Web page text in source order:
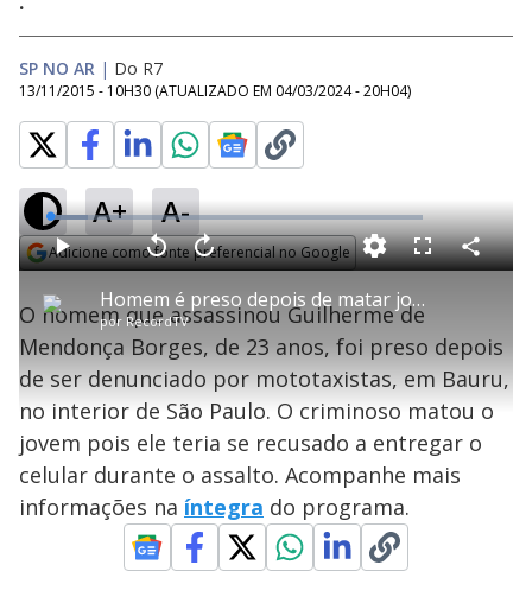
SP NO AR | Do R7
13/11/2015 - 10H30 (ATUALIZADO EM 04/03/2024 - 20H04)
A+ A-
Adicione como fonte preferencial no Google
P
l
a
y
Homem é preso depois de matar jovem durante assalto em Bauru (SP)
por RecordTV
P V
t
a
r
0
e
g
n
d
s
A
n
ç
a
1
0
s
e
u
n
o
L
o
a
d
e
0
.
2
8
F
l
s
c
e
n
C
o
i
l
a
O homem que assassinou Guilherme de
Mendonça Borges, de 23 anos, foi preso depois
de ser denunciado por mototaxistas, em Bauru,
no interior de São Paulo. O criminoso matou o
jovem pois ele teria se recusado a entregar o
celular durante o assalto. Acompanhe mais
informações na íntegra do programa.